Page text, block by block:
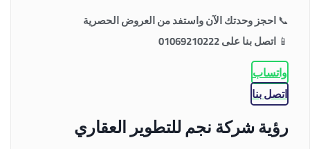
📞احجز وحدتك الآن واستفد من العروض الحصرية
📱 اتصل بنا على 01069210222
واتساب
اتصل بنا
رؤية شركة نجم للتطوير العقاري